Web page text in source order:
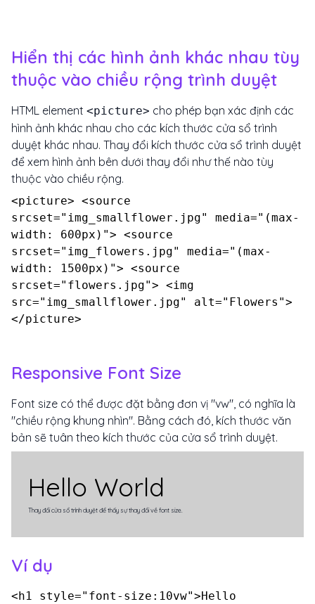
Hiển thị các hình ảnh khác nhau tùy
thuộc vào chiều rộng trình duyệt
HTML element <picture> cho phép bạn xác định các
hình ảnh khác nhau cho các kích thước cửa sổ trình
duyệt khác nhau. Thay đổi kích thước cửa sổ trình duyệt
để xem hình ảnh bên dưới thay đổi như thế nào tùy
thuộc vào chiều rộng.
<picture> <source
srcset="img_smallflower.jpg" media="(max-
width: 600px)"> <source
srcset="img_flowers.jpg" media="(max-
width: 1500px)"> <source
srcset="flowers.jpg"> <img
src="img_smallflower.jpg" alt="Flowers">
</picture>
Responsive Font Size
Font size có thể được đặt bằng đơn vị "vw", có nghĩa là
"chiều rộng khung nhìn". Bằng cách đó, kích thước văn
bản sẽ tuân theo kích thước của cửa sổ trình duyệt.
Hello World
Thay đổi cửa sổ trình duyệt để thấy sự thay đổi về font size.
Ví dụ
<h1 style="font-size:10vw">Hello